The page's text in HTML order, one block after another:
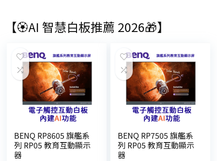
【🏵AI 智慧白板推薦 2026🎁】
BENQ RP8605 旗艦系
列 RP05 教育互動顯示
器
BENQ RP7505 旗艦系
列 RP05 教育互動顯示
器